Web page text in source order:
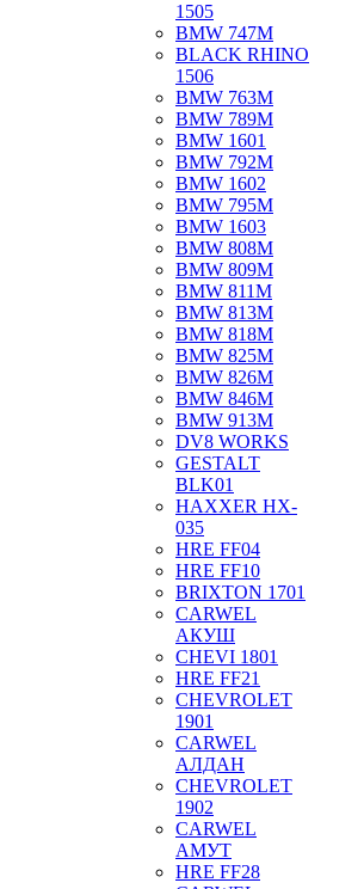
1505
BMW 747M
BLACK RHINO
1506
BMW 763M
BMW 789M
BMW 1601
BMW 792M
BMW 1602
BMW 795M
BMW 1603
BMW 808M
BMW 809M
BMW 811M
BMW 813M
BMW 818M
BMW 825M
BMW 826M
BMW 846M
BMW 913M
DV8 WORKS
GESTALT
BLK01
HAXXER HX-
035
HRE FF04
HRE FF10
BRIXTON 1701
CARWEL
АКУШ
CHEVI 1801
HRE FF21
CHEVROLET
1901
CARWEL
АЛДАН
CHEVROLET
1902
CARWEL
АМУТ
HRE FF28